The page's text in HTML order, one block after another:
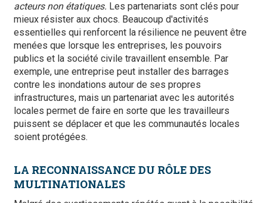
acteurs non étatiques. Les partenariats sont clés pour
mieux résister aux chocs. Beaucoup d'activités
essentielles qui renforcent la résilience ne peuvent être
menées que lorsque les entreprises, les pouvoirs
publics et la société civile travaillent ensemble. Par
exemple, une entreprise peut installer des barrages
contre les inondations autour de ses propres
infrastructures, mais un partenariat avec les autorités
locales permet de faire en sorte que les travailleurs
puissent se déplacer et que les communautés locales
soient protégées.
LA RECONNAISSANCE DU RÔLE DES
MULTINATIONALES